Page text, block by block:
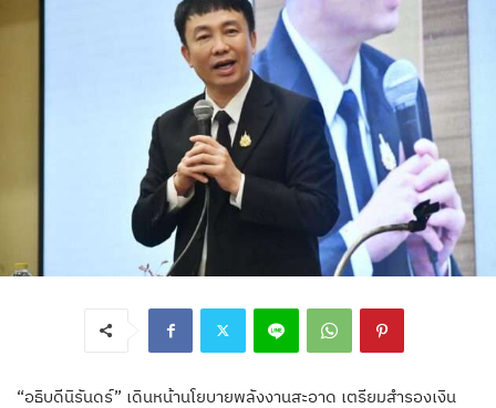
“อธิบดีนิรันดร์” เดินหน้านโยบายพลังงานสะอาด เตรียมสำรองเงิน